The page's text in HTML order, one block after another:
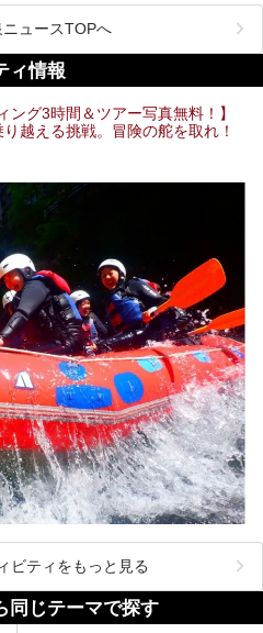
温泉地です。
泉最奥に位置し、秘境感漂う老舗宿。泉
効果)に定評があり、知る人ぞ知る穴場
筆者自ら宿泊し、自慢の温泉をはじめ食
ースなど、宿の全貌を徹底紹介します。
ュースTOPへ
ィ情報
グ3時間＆ツアー写真無料！】
越える挑戦。冒険の舵を取れ！
ビティをもっと見る
同じテーマで探す